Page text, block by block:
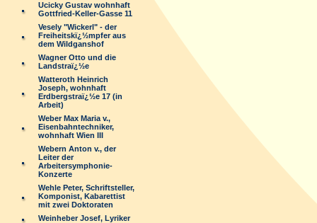
Ucicky Gustav wohnhaft
Gottfried-Keller-Gasse 11
Vesely "Wickerl" - der
Freiheitskï¿½mpfer aus
dem Wildganshof
Wagner Otto und die
Landstraï¿½e
Watteroth Heinrich
Joseph, wohnhaft
Erdbergstraï¿½e 17 (in
Arbeit)
Weber Max Maria v.,
Eisenbahntechniker,
wohnhaft Wien III
Webern Anton v., der
Leiter der
Arbeitersymphonie-
Konzerte
Wehle Peter, Schriftsteller,
Komponist, Kabarettist
mit zwei Doktoraten
Weinheber Josef, Lyriker